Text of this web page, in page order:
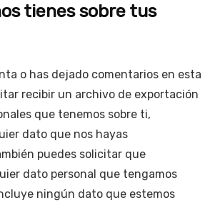
tienes sobre tus
o has dejado comentarios en esta
recibir un archivo de exportación
que tenemos sobre ti,
dato que nos hayas
puedes solicitar que
dato personal que tengamos
ningún dato que estemos